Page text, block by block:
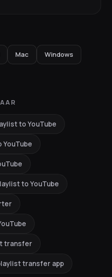
Mac Windows
to YouTube
to YouTube
transfer
transfer app